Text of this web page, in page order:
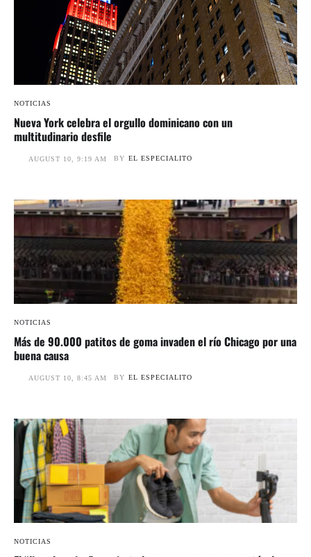
NOTICIAS
Nueva York celebra el orgullo dominicano con un
multitudinario desfile
AUGUST 10, 9:19 AM BY EL ESPECIALITO
NOTICIAS
Más de 90.000 patitos de goma invaden el río Chicago por una
buena causa
AUGUST 10, 8:45 AM BY EL ESPECIALITO
NOTICIAS